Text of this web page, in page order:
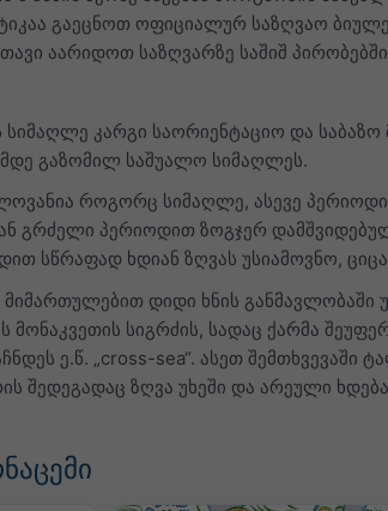
გაეცნოთ ოფიციალურ საზღვაო
აარიდოთ საზღვარზე საშიშ
კარგი საორიენტაციო და
გაზომილ საშუალო სიმაღლეს.
როგორც სიმაღლე, ასევე
გრძელი პერიოდით ზოგჯერ
სწრაფად ხდიან ზღვას უსიამოვნო,
მიმართულებით დიდი ხნის
მონაკვეთის სიგრძის, სადაც ქარმა
ე.წ. „cross-sea“. ასეთ
შედეგადაც ზღვა უხეში და არეული